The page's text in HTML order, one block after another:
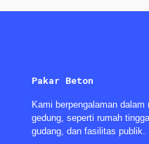
Pakar Beton
Kami berpengalaman
gedung, seperti rumah
gudang, dan fasilitas publik.